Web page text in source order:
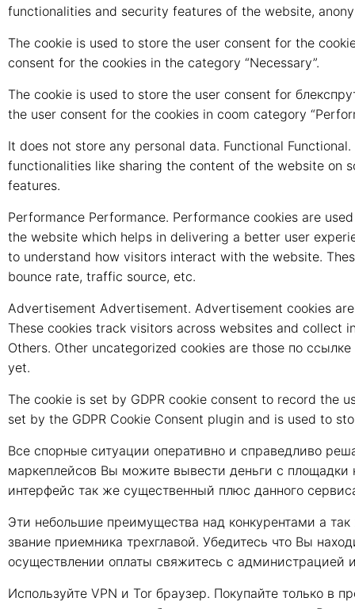
functionalities and security features of the website,
The cookie is used to store the user consent for the
consent for the cookies in the category “Necessary”.
The cookie is used to store the user consent for
the user consent for the cookies in coom category
It does not store any personal data. Functional
functionalities like sharing the content of the website on
features.
Performance Performance. Performance cookies are
the website which helps in delivering a better user
to understand how visitors interact with the website.
bounce rate, traffic source, etc.
Advertisement Advertisement. Advertisement cookies
These cookies track visitors across websites and collect
Others. Other uncategorized cookies are those по
yet.
The cookie is set by GDPR cookie consent to record the
set by the GDPR Cookie Consent plugin and is used to
Все спорные ситуации оперативно и справедливо
маркеплейсов Вы можите вывести деньги с площадки
интерфейс так же существенный плюс данного
Эти небольшие преимущества над конкурентами а
звание приемника трехглавой. Убедитесь что Вы
осуществлении оплаты свяжитесь с администрацией
Используйте VPN и Tor браузер. Покупайте только в